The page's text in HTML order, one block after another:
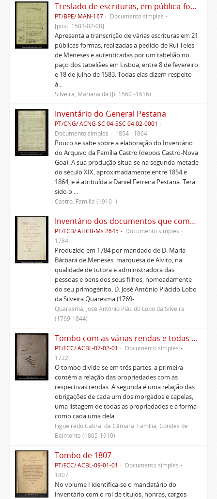
Treslado de escrituras, em pública-forma, de Rui Teles de Meneses
PT/BPE/ MAN-167
Documento simples
[post. 1583-02-08]
Apresenta a transcrição de várias escrituras em 21
públicas-formas, realizadas a pedido de Rui Teles
de Meneses e autenticadas por um tabelião no
paço dos tabeliães em Lisboa, entre 8 de fevereiro
e 18 de julho de 1583. Todas elas dizem respeito
à...
Silveira, Mariana da ([c.1560]-1616)
Inventário do General Pestana
PT/CNG/ ACNG-SC 04-SSC 04.02-0001
Documento simples
1854 - 1864
Pouco se sabe sobre a elaboração do Inventário
do Arquivo da Família Castro (depois Castro-Nova
Goa). A sua produção situa-se na segunda metade
do século XIX, aproximadamente entre 1854 e
1864, e é atribuída a Daniel Ferreira Pestana. Terá
sido o ...
Castro. Família (1910- )
Inventário dos documentos que compõem o cartório da Casa de Alvito
PT/FCB/ AHCB-Ms.2645
Documento simples
1784
Produzido em 1784 por mandado de D. Maria
Bárbara de Meneses, marquesa de Alvito, na
qualidade de tutora e administradora das
pessoas e bens dos seus filhos, nomeadamente
do seu primogénito, D. José António Plácido Lobo
da Silveira Quaresma (1769-...
Quaresma, José António Plácido Lobo da Silveira
(1769-1844)
Tombo com as várias rendas e todas as fazendas prazos e foros que pertencem a esta casa em que meu pai e senhor Pedro de Figueiredo se achava de posse até seu falecimento.
PT/FCC/ ACBL-07-02-01
Documento simples
1722
O tombo divide-se em três partes: a primeira
contém a relação das propriedades com as
respectivas rendas. A segunda é uma relação das
obrigações de cada um dos morgados e capelas,
uma listagem de todas as propriedades e a forma
como cada uma dela...
Figueiredo Cabral da Câmara. Família, Condes de
Belmonte (1805-1910)
Tombo de 1807
PT/FCC/ ACBL-09-01-01
Documento simples
1807
No volume I identifica-se o mandatário do
inventário com o rol de títulos, honras, cargos